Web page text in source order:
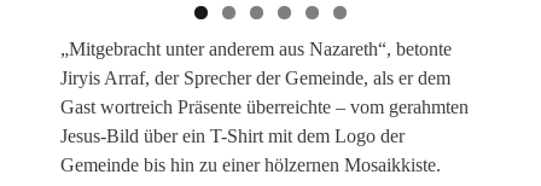
„Mitgebracht unter anderem aus Nazareth“, betonte
Jiryis Arraf, der Sprecher der Gemeinde, als er dem
Gast wortreich Präsente überreichte – vom gerahmten
Jesus-Bild über ein T-Shirt mit dem Logo der
Gemeinde bis hin zu einer hölzernen Mosaikkiste.